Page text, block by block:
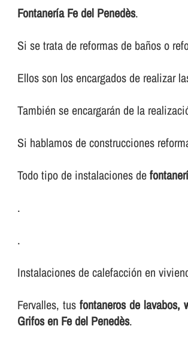
Fontanerí­a Fe del Penedès.
Si se trata de reformas de baños o
Ellos son los encargados de realizar
También se encargarán de la
Si hablamos de construcciones
Todo tipo de instalaciones de
.
.
Instalaciones de calefacción en
Fervalles, tusfontaneros de lavabos,
Grifos en Fe del Penedès.